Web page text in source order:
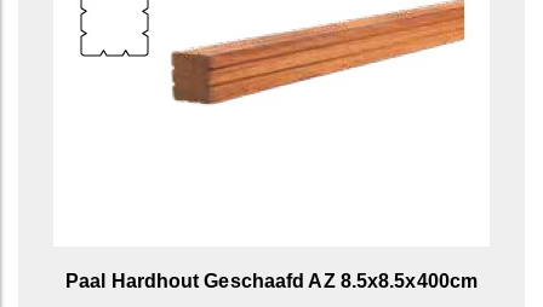
Paal Hardhout Geschaafd AZ 8.5x8.5x400cm